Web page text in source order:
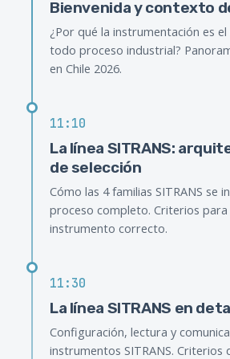
Bienvenida y contexto
¿Por qué la instrumentación es
todo proceso industrial?
en Chile 2026.
11:10
La línea SITRANS:
de selección
Cómo las 4 familias SITRANS se
proceso completo. Criterios para
instrumento correcto.
11:30
La línea SITRANS en
Configuración, lectura y
instrumentos SITRANS. Criterios